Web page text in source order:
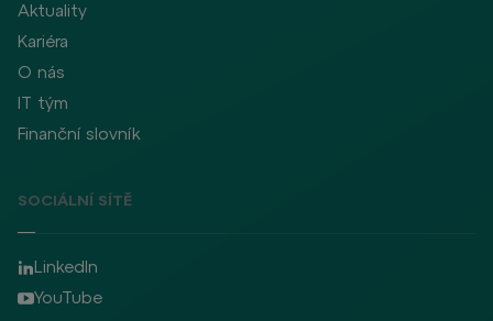
Aktuality
Kariéra
O nás
IT tým
Finanční slovník
SOCIÁLNÍ SÍTĚ
LinkedIn
YouTube